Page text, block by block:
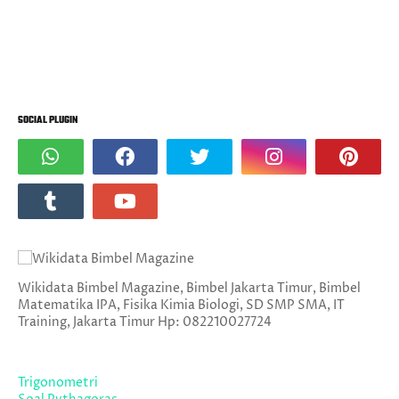
SOCIAL PLUGIN
Wikidata Bimbel Magazine, Bimbel Jakarta Timur, Bimbel
Matematika IPA, Fisika Kimia Biologi, SD SMP SMA, IT
Training, Jakarta Timur Hp: 082210027724
Trigonometri